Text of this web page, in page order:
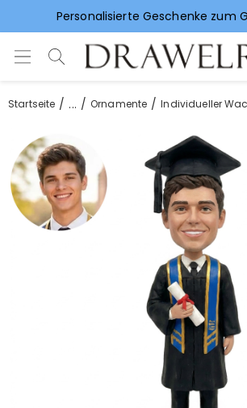
Personalisierte Geschenke zum
Vorlieben für
Startseite ... Ornamente Individueller